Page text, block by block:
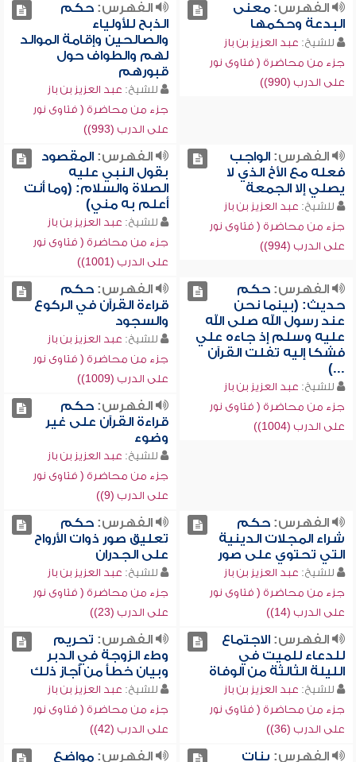
الفهرس:معنى
البدعة وحكمها
للشيخ: عبد العزيز بن باز
جزء من محاضرة ( فتاوى نور
على الدرب (990))
الفهرس:حكم
الذبح للأولياء
والصالحين وإقامة الموالد
لهم والطواف حول
قبورهم
للشيخ: عبد العزيز بن باز
جزء من محاضرة ( فتاوى نور
على الدرب (993))
الفهرس:الواجب
فعله مع الأخ الذي لا
يصلي إلا الجمعة
للشيخ: عبد العزيز بن باز
جزء من محاضرة ( فتاوى نور
على الدرب (994))
الفهرس:المقصود
بقول النبي عليه
الصلاة والسلام: (وما أنت
أعلم به مني)
للشيخ: عبد العزيز بن باز
جزء من محاضرة ( فتاوى نور
على الدرب (1001))
الفهرس:حكم
حديث: (بينما نحن
عند رسول الله صلى الله
عليه وسلم إذ جاءه علي
فشكا إليه تفلت القرآن
...)
للشيخ: عبد العزيز بن باز
جزء من محاضرة ( فتاوى نور
على الدرب (1004))
الفهرس:حكم
قراءة القرآن في الركوع
والسجود
للشيخ: عبد العزيز بن باز
جزء من محاضرة ( فتاوى نور
على الدرب (1009))
الفهرس:حكم
قراءة القرآن على غير
وضوء
للشيخ: عبد العزيز بن باز
جزء من محاضرة ( فتاوى نور
على الدرب (9))
الفهرس:حكم
شراء المجلات الدينية
التي تحتوي على صور
للشيخ: عبد العزيز بن باز
جزء من محاضرة ( فتاوى نور
على الدرب (14))
الفهرس:حكم
تعليق صور ذوات الأرواح
على الجدران
للشيخ: عبد العزيز بن باز
جزء من محاضرة ( فتاوى نور
على الدرب (23))
الفهرس:الاجتماع
للدعاء للميت في
الليلة الثالثة من الوفاة
للشيخ: عبد العزيز بن باز
جزء من محاضرة ( فتاوى نور
على الدرب (36))
الفهرس: تحريم
وطء الزوجة في الدبر
وبيان خطأ من أجاز ذلك
للشيخ: عبد العزيز بن باز
جزء من محاضرة ( فتاوى نور
على الدرب (42))
الفهرس: بنات الفهرس:مواضع